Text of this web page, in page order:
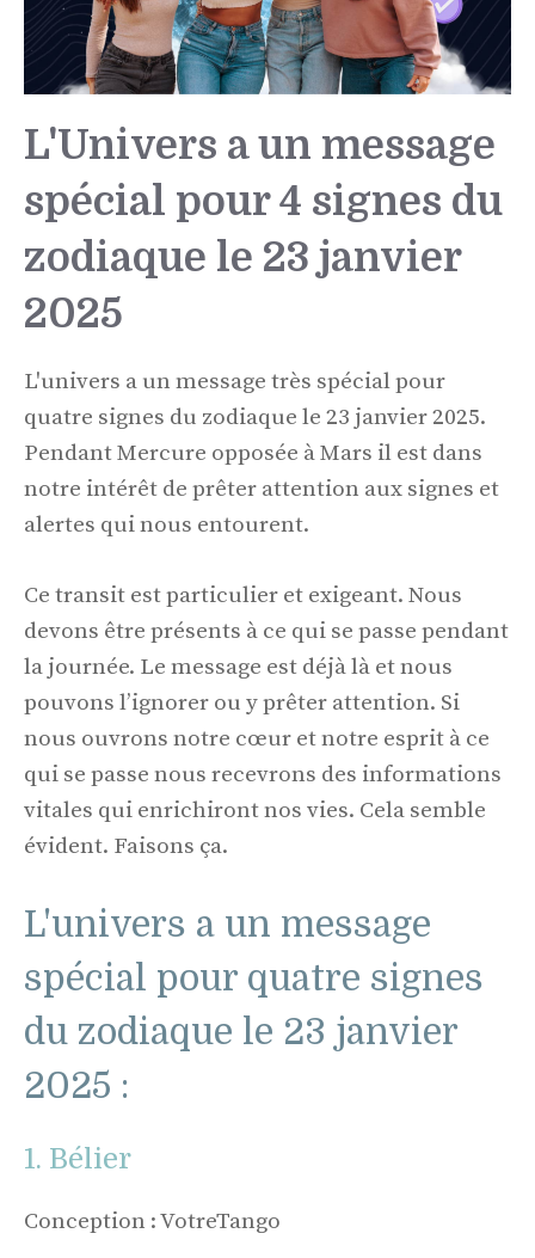
L'Univers a un message
spécial pour 4 signes du
zodiaque le 23 janvier
2025
L'univers a un message très spécial pour
quatre signes du zodiaque le 23 janvier 2025.
Pendant Mercure opposée à Mars il est dans
notre intérêt de prêter attention aux signes et
alertes qui nous entourent.
Ce transit est particulier et exigeant. Nous
devons être présents à ce qui se passe pendant
la journée. Le message est déjà là et nous
pouvons l’ignorer ou y prêter attention. Si
nous ouvrons notre cœur et notre esprit à ce
qui se passe nous recevrons des informations
vitales qui enrichiront nos vies. Cela semble
évident. Faisons ça.
L'univers a un message
spécial pour quatre signes
du zodiaque le 23 janvier
2025 :
1. Bélier
Conception : VotreTango